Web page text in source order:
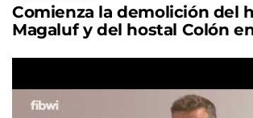
Comienza la demolición del
Magaluf y del hostal Colón